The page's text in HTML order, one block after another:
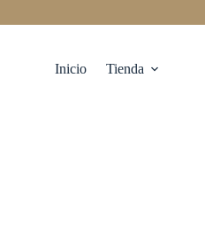
Inicio Tienda